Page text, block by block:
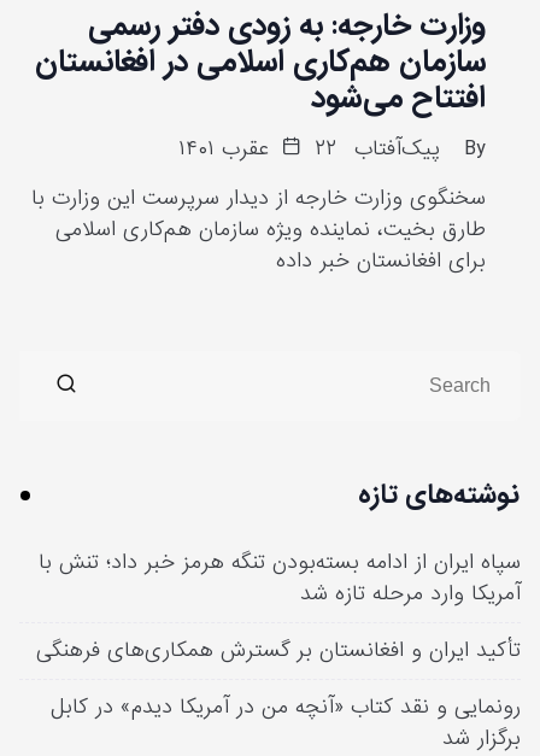
وزارت خارجه: به زودی دفتر رسمی
سازمان هم‌کاری اسلامی در افغانستان
افتتاح می‌شود
By پیک‌آفتاب
۲۲ عقرب ۱۴۰۱
سخنگوی وزارت خارجه از دیدار سرپرست این وزارت با
طارق بخیت، نماینده ویژه سازمان هم‌کاری اسلامی
برای افغانستان خبر داده
نوشته‌های تازه
سپاه ایران از ادامه بسته‌بودن تنگه هرمز خبر داد؛ تنش با
آمریکا وارد مرحله تازه شد
تأکید ایران و افغانستان بر گسترش همکاری‌های فرهنگی
رونمایی و نقد کتاب «آنچه من در آمریکا دیدم» در کابل
برگزار شد